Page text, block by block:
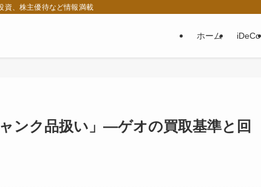
資、株主優待など情報満載
ホーム iDeCo
ンク品扱い」—ゲオの買取基準と回